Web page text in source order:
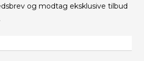
og modtag eksklusive tilbud